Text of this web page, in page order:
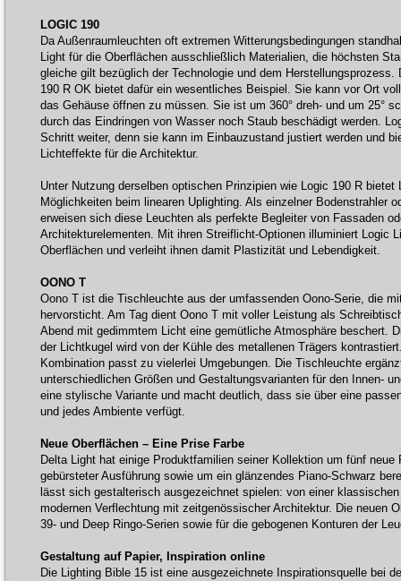
LOGIC 190
Da Außenraumleuchten oft extremen Witterungsbedingungen
Light für die Oberflächen ausschließlich Materialien, die höchsten
gleiche gilt bezüglich der Technologie und dem Herstellungsprozess.
190 R OK bietet dafür ein wesentliches Beispiel. Sie kann vor Ort
das Gehäuse öffnen zu müssen. Sie ist um 360° dreh- und um 25°
durch das Eindringen von Wasser noch Staub beschädigt werden.
Schritt weiter, denn sie kann im Einbauzustand justiert werden und
Lichteffekte für die Architektur.
Unter Nutzung derselben optischen Prinzipien wie Logic 190 R
Möglichkeiten beim linearen Uplighting. Als einzelner Bodenstrahler
erweisen sich diese Leuchten als perfekte Begleiter von Fassaden
Architekturelementen. Mit ihren Streiflicht-Optionen illuminiert Logic
Oberflächen und verleiht ihnen damit Plastizität und Lebendigkeit.
OONO T
Oono T ist die Tischleuchte aus der umfassenden Oono-Serie, die
hervorsticht. Am Tag dient Oono T mit voller Leistung als
Abend mit gedimmtem Licht eine gemütliche Atmosphäre beschert.
der Lichtkugel wird von der Kühle des metallenen Trägers
Kombination passt zu vielerlei Umgebungen. Die Tischleuchte
unterschiedlichen Größen und Gestaltungsvarianten für den Innen-
eine stylische Variante und macht deutlich, dass sie über eine
und jedes Ambiente verfügt.
Neue Oberflächen – Eine Prise Farbe
Delta Light hat einige Produktfamilien seiner Kollektion um fünf neue
gebürsteter Ausführung sowie um ein glänzendes Piano-Schwarz
lässt sich gestalterisch ausgezeichnet spielen: von einer
modernen Verflechtung mit zeitgenössischer Architektur. Die neuen
39- und Deep Ringo-Serien sowie für die gebogenen Konturen der
Gestaltung auf Papier, Inspiration online
Die Lighting Bible 15 ist eine ausgezeichnete Inspirationsquelle bei